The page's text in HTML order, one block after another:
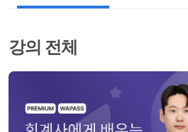
강의 전체